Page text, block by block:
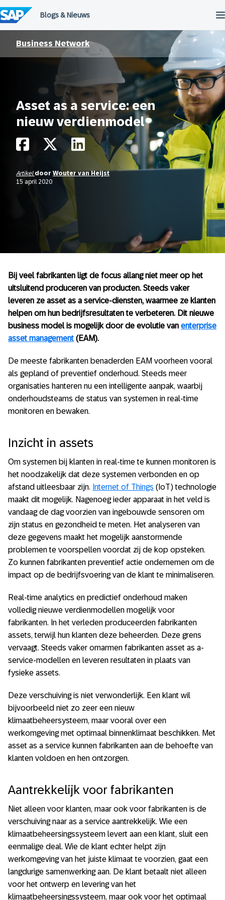
naar
de
inhoud
Business Network
Asset as a service: een
nieuw verdienmodel
Artikel door Wouter van Heijst
15 april 2020
Bij veel fabrikanten ligt de focus allang niet meer op het
uitsluitend produceren van producten. Steeds vaker
leveren ze asset as a service-diensten, waarmee ze klanten
helpen om hun bedrijfsresultaten te verbeteren. Dit nieuwe
business model is mogelijk door de evolutie van enterprise
asset management (EAM).
De meeste fabrikanten benaderden EAM voorheen vooral
als gepland of preventief onderhoud. Steeds meer
organisaties hanteren nu een intelligente aanpak, waarbij
onderhoudsteams de status van systemen in real-time
monitoren en bewaken.
Inzicht in assets
Om systemen bij klanten in real-time te kunnen monitoren is
het noodzakelijk dat deze systemen verbonden en op
afstand uitleesbaar zijn. Internet of Things (IoT) technologie
maakt dit mogelijk. Nagenoeg ieder apparaat in het veld is
vandaag de dag voorzien van ingebouwde sensoren om
zijn status en gezondheid te meten. Het analyseren van
deze gegevens maakt het mogelijk aanstormende
problemen te voorspellen voordat zij de kop opsteken.
Zo kunnen fabrikanten preventief actie ondernemen om de
impact op de bedrijfsvoering van de klant te minimaliseren.
Real-time analytics en predictief onderhoud maken
volledig nieuwe verdienmodellen mogelijk voor
fabrikanten. In het verleden produceerden fabrikanten
assets, terwijl hun klanten deze beheerden. Deze grens
vervaagt. Steeds vaker omarmen fabrikanten asset as a-
service-modellen en leveren resultaten in plaats van
fysieke assets.
Deze verschuiving is niet verwonderlijk. Een klant wil
bijvoorbeeld niet zo zeer een nieuw
klimaatbeheersysteem, maar vooral over een
werkomgeving met optimaal binnenklimaat beschikken. Met
asset as a service kunnen fabrikanten aan de behoefte van
klanten voldoen en hen ontzorgen.
Aantrekkelijk voor fabrikanten
Niet alleen voor klanten, maar ook voor fabrikanten is de
verschuiving naar as a service aantrekkelijk. Wie een
klimaatbeheersingssysteem levert aan een klant, sluit een
eenmalige deal. Wie de klant echter helpt zijn
werkomgeving van het juiste klimaat te voorzien, gaat een
langdurige samenwerking aan. De klant betaalt niet alleen
voor het ontwerp en levering van het
klimaatbeheersingssysteem, maar ook voor het optimaal